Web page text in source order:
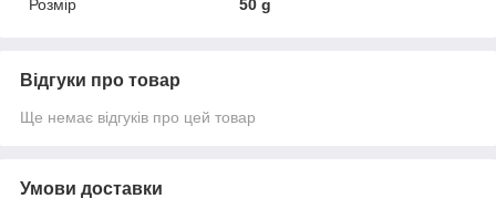
Розмір
50 g
Відгуки про товар
Ще немає відгуків про цей товар
Умови доставки